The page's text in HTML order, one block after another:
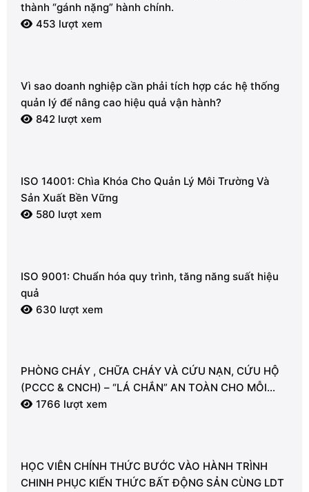
thành “gánh nặng” hành chính.
453 lượt xem
Vì sao doanh nghiệp cần phải tích hợp các hệ thống
quản lý để nâng cao hiệu quả vận hành?
842 lượt xem
ISO 14001: Chìa Khóa Cho Quản Lý Môi Trường Và
Sản Xuất Bền Vững
580 lượt xem
ISO 9001: Chuẩn hóa quy trình, tăng năng suất hiệu
quả
630 lượt xem
PHÒNG CHÁY , CHỮA CHÁY VÀ CỨU NẠN, CỨU HỘ
(PCCC & CNCH) – “LÁ CHẮN” AN TOÀN CHO MỖI
NGƯỜI
1766 lượt xem
HỌC VIÊN CHÍNH THỨC BƯỚC VÀO HÀNH TRÌNH
CHINH PHỤC KIẾN THỨC BẤT ĐỘNG SẢN CÙNG LDT